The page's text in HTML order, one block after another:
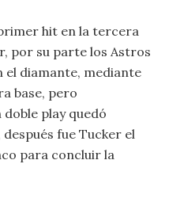
hit en la tercera
por su parte los Astros
el diamante, mediante
base, pero
play quedó
fue Tucker el
para concluir la